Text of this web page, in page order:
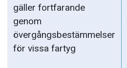
gäller fortfarande
genom
övergångsbestämmelser
för vissa fartyg